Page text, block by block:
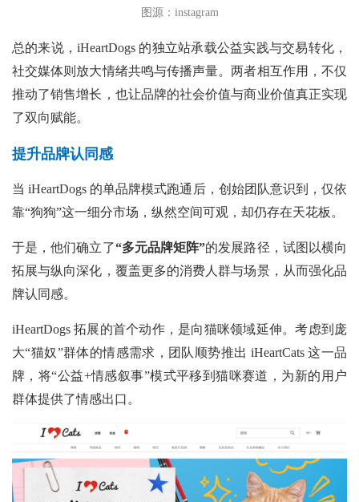
图源：instagram
总的来说，iHeartDogs 的独立站承载公益实践与交易转化，
社交媒体则放大情绪共鸣与传播声量。两者相互作用，不仅
推动了销售增长，也让品牌的社会价值与商业价值真正实现
了双向赋能。
提升品牌认同感
当 iHeartDogs 的单品牌模式跑通后，创始团队意识到，仅依
靠“狗狗”这一细分市场，纵然空间可观，却仍存在天花板。
于是，他们确立了“多元品牌矩阵”的发展路径，试图以横向
拓展与纵向深化，覆盖更多的消费人群与场景，从而强化品
牌认同感。
iHeartDogs 拓展的首个动作，是向猫咪领域延伸。考虑到庞
大“猫奴”群体的情感需求，团队顺势推出 iHeartCats 这一品
牌，将“公益+情感叙事”模式平移到猫咪赛道，为新的用户
群体提供了情感出口。